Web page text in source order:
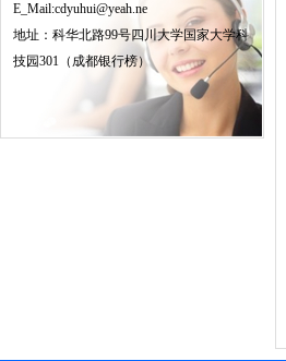
E_Mail:cdyuhui@yeah.ne
地址：科华北路99号四川大学国家大学科
技园301（成都银行榜）